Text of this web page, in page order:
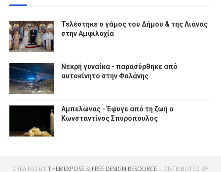
Τελέστηκε ο γάμος του Δήμου & της Λιάνας
στην Αμφιλοχία
Νεκρή γυναίκα - παρασύρθηκε από
αυτοκίνητο στην Φαλάνης
Αμπελώνας - Έφυγε από τη ζωή ο
Κωνσταντίνος Σπυρόπουλος
CREATED BYTHEMEXPOSE& FREE DESIGN RESOURCE| DISTRIBUTED BY